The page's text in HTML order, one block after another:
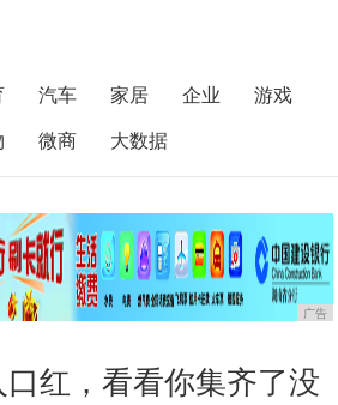
汽车 家居 企业
游戏
微商 大数据
广告
红，看看你集齐了没